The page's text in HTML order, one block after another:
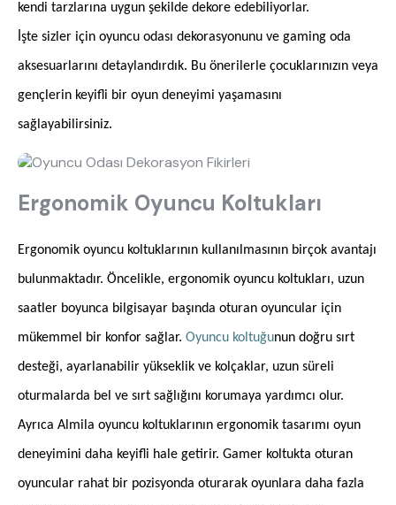
kendi tarzlarına uygun şekilde dekore edebiliyorlar.
İşte sizler için oyuncu odası dekorasyonunu ve gaming oda
aksesuarlarını detaylandırdık. Bu önerilerle çocuklarınızın veya
gençlerin keyifli bir oyun deneyimi yaşamasını
sağlayabilirsiniz.
Ergonomik Oyuncu Koltukları
Ergonomik oyuncu koltuklarının kullanılmasının birçok avantajı
bulunmaktadır. Öncelikle, ergonomik oyuncu koltukları, uzun
saatler boyunca bilgisayar başında oturan oyuncular için
mükemmel bir konfor sağlar. Oyuncu koltuğunun doğru sırt
desteği, ayarlanabilir yükseklik ve kolçaklar, uzun süreli
oturmalarda bel ve sırt sağlığını korumaya yardımcı olur.
Ayrıca Almila oyuncu koltuklarının ergonomik tasarımı oyun
deneyimini daha keyifli hale getirir. Gamer koltukta oturan
oyuncular rahat bir pozisyonda oturarak oyunlara daha fazla